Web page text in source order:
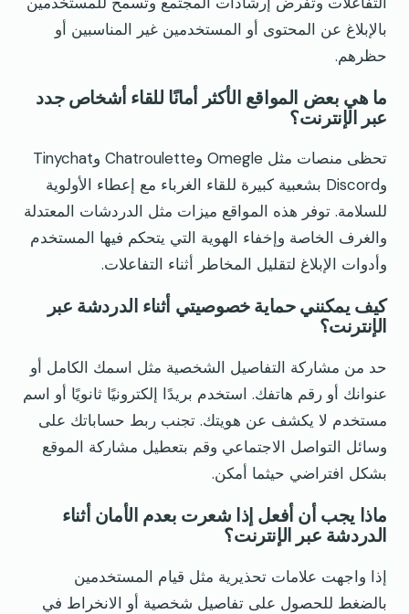
بالإبلاغ عن المحتوى أو المستخدمين غير المناسبين أو
حظرهم.
ما هي بعض المواقع الأكثر أمانًا للقاء أشخاص جدد
عبر الإنترنت؟
تحظى منصات مثل Omegle وChatroulette وTinychat
وDiscord بشعبية كبيرة للقاء الغرباء مع إعطاء الأولوية
للسلامة. توفر هذه المواقع ميزات مثل الدردشات المعتدلة
والغرف الخاصة وإخفاء الهوية التي يتحكم فيها المستخدم
وأدوات الإبلاغ لتقليل المخاطر أثناء التفاعلات.
كيف يمكنني حماية خصوصيتي أثناء الدردشة عبر
الإنترنت؟
حد من مشاركة التفاصيل الشخصية مثل اسمك الكامل أو
عنوانك أو رقم هاتفك. استخدم بريدًا إلكترونيًا ثانويًا أو اسم
مستخدم لا يكشف عن هويتك. تجنب ربط حساباتك على
وسائل التواصل الاجتماعي وقم بتعطيل مشاركة الموقع
بشكل افتراضي حيثما أمكن.
ماذا يجب أن أفعل إذا شعرت بعدم الأمان أثناء
الدردشة عبر الإنترنت؟
إذا واجهت علامات تحذيرية مثل قيام المستخدمين
بالضغط للحصول على تفاصيل شخصية أو الانخراط في